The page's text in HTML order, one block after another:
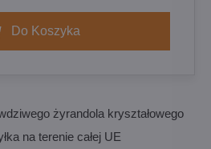
Do Koszyka
żyrandola kryształowego
na terenie całej UE